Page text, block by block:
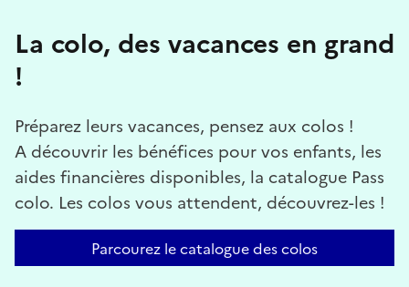
La colo, des vacances en grand
!
Préparez leurs vacances, pensez aux colos !
A découvrir les bénéfices pour vos enfants, les
aides financières disponibles, la catalogue Pass
colo. Les colos vous attendent, découvrez-les !
Parcourez le catalogue des colos